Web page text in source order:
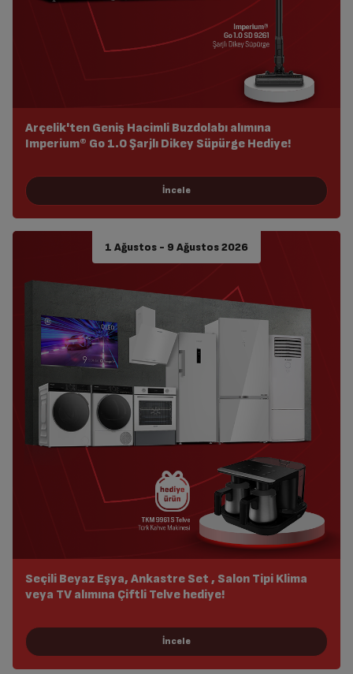
Arçelik'ten Geniş Hacimli Buzdolabı alımına
Imperium® Go 1.0 Şarjlı Dikey Süpürge Hediye!
1 Ağustos - 9 Ağustos 2026
Seçili Beyaz Eşya, Ankastre Set , Salon Tipi Klima
veya TV alımına Çiftli Telve hediye!